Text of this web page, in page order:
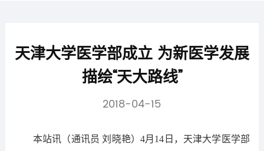
天津大学医学部成立 为新医学发展
描绘“天大路线”
2018-04-15
本站讯（通讯员 刘晓艳）4月14日，天津大学医学部